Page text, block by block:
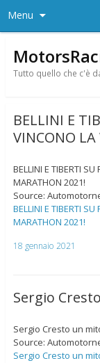
Menu
Tutto quello che c'è
BELLINI E
VINCONO
BELLINI E TIBERTI
MARATHON 2021!
Source:
BELLINI E TIBERTI
MARATHON 2021!
18 gennaio 2021
Sergio
Sergio Cresto un
Source:
Sergio Cresto un